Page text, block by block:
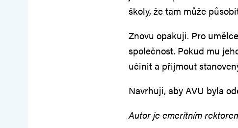
školy, že tam může
Znovu opakuji. Pro
společnost. Pokud mu
učinit a přijmout
Navrhuji, aby AVU byla
Autor je emeritním